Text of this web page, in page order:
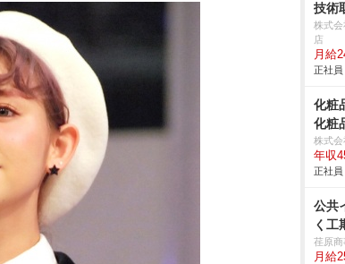
技術
株式
店
月給
正社
化粧
化粧
株式会
年収
正社
公共
く工
荏原商
月給